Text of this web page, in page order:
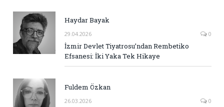
Haydar Bayak
29.04.2026 0
İzmir Devlet Tiyatrosu’ndan Rembetiko
Efsanesi: İki Yaka Tek Hikaye
Fuldem Özkan
26.03.2026 0